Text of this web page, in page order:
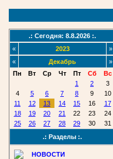
.: Сегодня: 8.8.2026 :.
«
2023
»
«
Декабрь
»
Пн
Вт Ср Чт Пт Сб
Вс
1
2
3
4
5 6 7 8 9
10
11
12 13 14 15 16
17
18
19 20 21 22 23
24
25
26 27 28 29 30
31
.: Разделы :.
НОВОСТИ